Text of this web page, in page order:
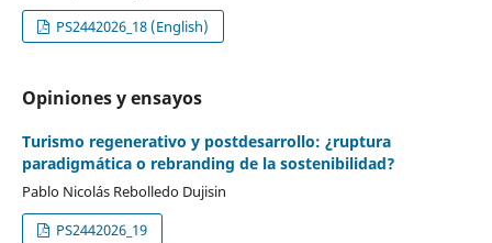
PS2442026_18 (English)
Opiniones y ensayos
Turismo regenerativo y postdesarrollo: ¿ruptura
paradigmática o rebranding de la sostenibilidad?
Pablo Nicolás Rebolledo Dujisin
PS2442026_19